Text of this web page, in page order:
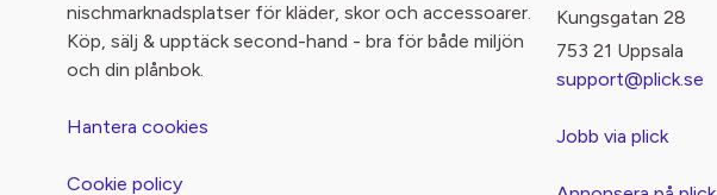
nischmarknadsplatser för kläder, skor och accessoarer.
Köp, sälj & upptäck second-hand - bra för både miljön
och din plånbok.
Hantera cookies
Cookie policy
Kungsgatan 28
753 21 Uppsala
support@plick.se
Jobb via plick